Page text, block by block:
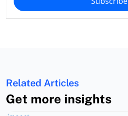
Related Articles
Get more insights